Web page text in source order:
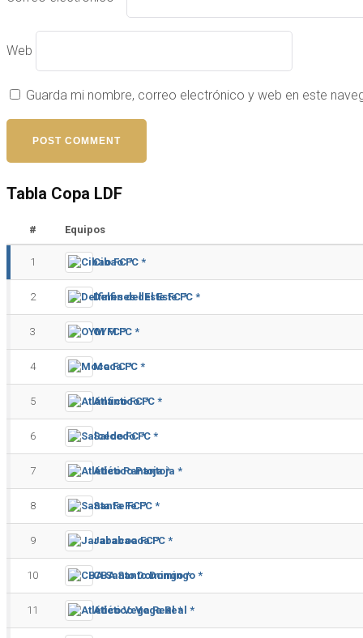
Web
Guarda mi nombre, correo electrónico y web en este
Tabla Copa LDF
# Equipos
1 Cibao FC *
2 Delfines del Este FC *
3 OYM FC *
4 Moca FC *
5 Atlántico FC *
6 Salcedo FC *
7 Atlético Pantoja *
8 Santa Fe FC *
9 Jarabacoa FC *
10 CBA Santo Domingo *
11 Atlético Vega Real *